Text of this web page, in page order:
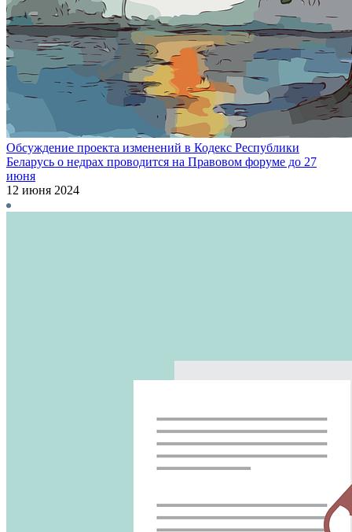
Обсуждение проекта изменений в Кодекс Республики
Беларусь о недрах проводится на Правовом форуме до 27
июня
12 июня 2024